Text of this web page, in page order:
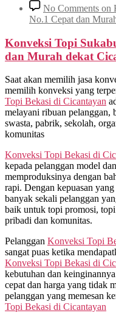
No Comments on
No.1 Cepat dan
Konveksi Topi
dan Murah dekat
Saat akan memilih jasa
memilih konveksi yang
Topi Bekasi di Cicantayan
melayani ribuan pelanggan,
swasta, pabrik, sekolah,
komunitas
Konveksi Topi Bekasi di
kepada pelanggan model
memproduksinya dengan
rapi. Dengan kepuasan
banyak sekali pelanggan
baik untuk topi promosi,
pribadi dan komunitas.
Pelanggan Konveksi Topi
sangat puas ketika
Konveksi Topi Bekasi di
kebutuhan dan
cepat dan harga yang tidak
pelanggan yang memesan
Topi Bekasi di Cicantayan